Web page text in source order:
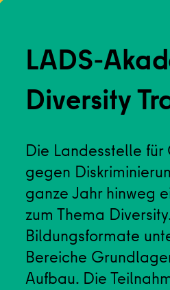
LADS-
Diversity
Die Landesstelle
gegen
ganze Jahr hinweg
zum Thema
Bildungsformate
Bereiche
Aufbau. Die